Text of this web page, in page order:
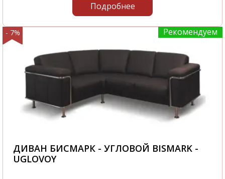
Подробнее
Рекомендуем
- 7%
ДИВАН БИСМАРК - УГЛОВОЙ BISMARK -
UGLOVOY